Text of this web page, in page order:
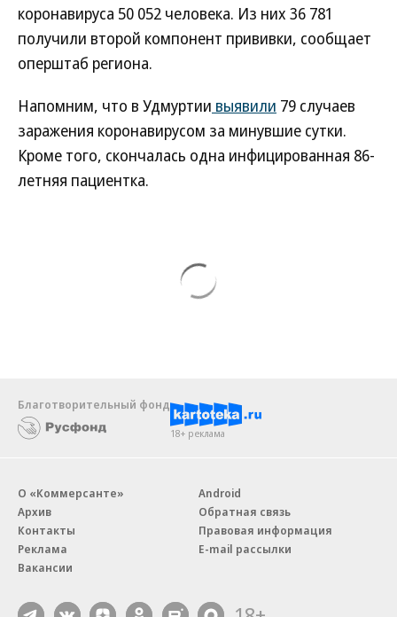
коронавируса 50 052 человека. Из них 36 781
получили второй компонент прививки, сообщает
оперштаб региона.
Напомним, что в Удмуртии выявили 79 случаев
заражения коронавирусом за минувшие сутки.
Кроме того, скончалась одна инфицированная 86-
летняя пациентка.
Благотворительный фонд
18+ реклама
О «Коммерсанте»
Архив
Контакты
Реклама
Вакансии
Android
Обратная связь
Правовая информация
E-mail рассылки